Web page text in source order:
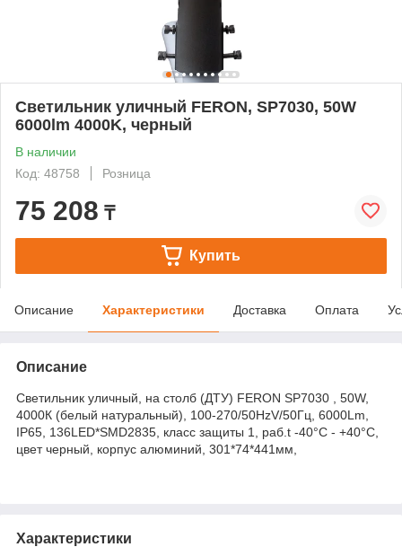
Светильник уличный FERON, SP7030, 50W
6000lm 4000K, черный
В наличии
Код: 48758
Розница
75 208 ₸
Купить
Описание Характеристики Доставка Оплата
Описание
Светильник уличный, на столб (ДТУ) FERON SP7030 , 50W,
4000К (белый натуральный), 100-270/50HzV/50Гц, 6000Lm,
IP65, 136LED*SMD2835, класс защиты 1, раб.t -40°C - +40°C,
цвет черный, корпус алюминий, 301*74*441мм,
Характеристики